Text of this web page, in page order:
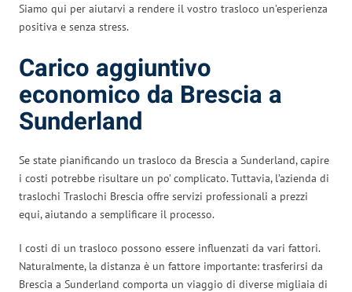
Siamo qui per aiutarvi a rendere il vostro trasloco un’esperienza
positiva e senza stress.
Carico aggiuntivo
economico da Brescia a
Sunderland
Se state pianificando un trasloco da Brescia a Sunderland, capire
i costi potrebbe risultare un po’ complicato. Tuttavia, l’azienda di
traslochi Traslochi Brescia offre servizi professionali a prezzi
equi, aiutando a semplificare il processo.
I costi di un trasloco possono essere influenzati da vari fattori.
Naturalmente, la distanza è un fattore importante: trasferirsi da
Brescia a Sunderland comporta un viaggio di diverse migliaia di